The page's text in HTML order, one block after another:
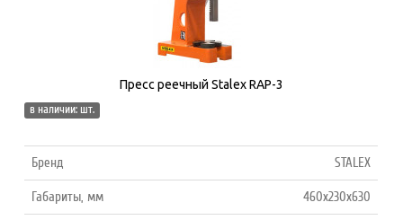
Пресс реечный Stalex RAP-3
в наличии: шт.
Бренд STALEX
Габариты, мм 460x230x630